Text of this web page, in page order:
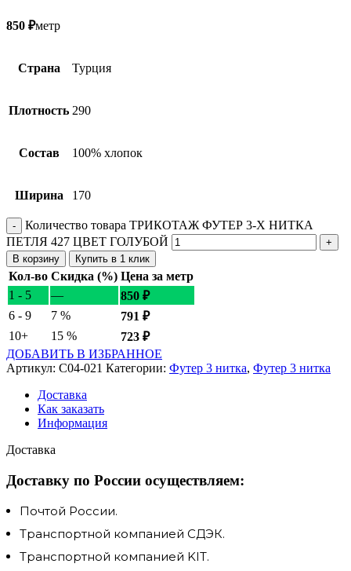
850 ₽метр
Страна Турция
Плотность 290
Состав 100% хлопок
Ширина 170
Количество товара ТРИКОТАЖ ФУТЕР 3-Х НИТКА
ПЕТЛЯ 427 ЦВЕТ ГОЛУБОЙ
В корзину Купить в 1 клик
Кол-во Скидка (%) Цена за метр
1 - 5
— 850 ₽
6 - 9
7 % 791 ₽
10+
15 % 723 ₽
ДОБАВИТЬ В ИЗБРАННОЕ
Артикул: C04-021 Категории: Футер 3 нитка, Футер 3 нитка
Доставка
Как заказать
Информация
Доставка
Доставку по России осуществляем:
Почтой России.
Транспортной компанией СДЭК.
Транспортной компанией KIT.